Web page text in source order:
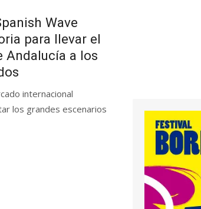
Wave
para llevar el
Andalucía a los
internacional
los grandes escenarios